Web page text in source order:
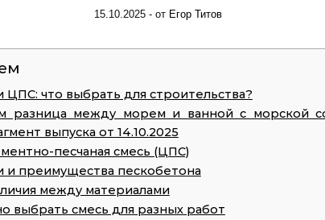
15.10.2025 - от Егор Титов
ЦПС: что выбрать для строительства?
разница между морем и ванной с морской
выпуска от 14.10.2025
песчаная смесь (ЦПС)
и преимущества пескобетона
между материалами
выбрать смесь для разных работ